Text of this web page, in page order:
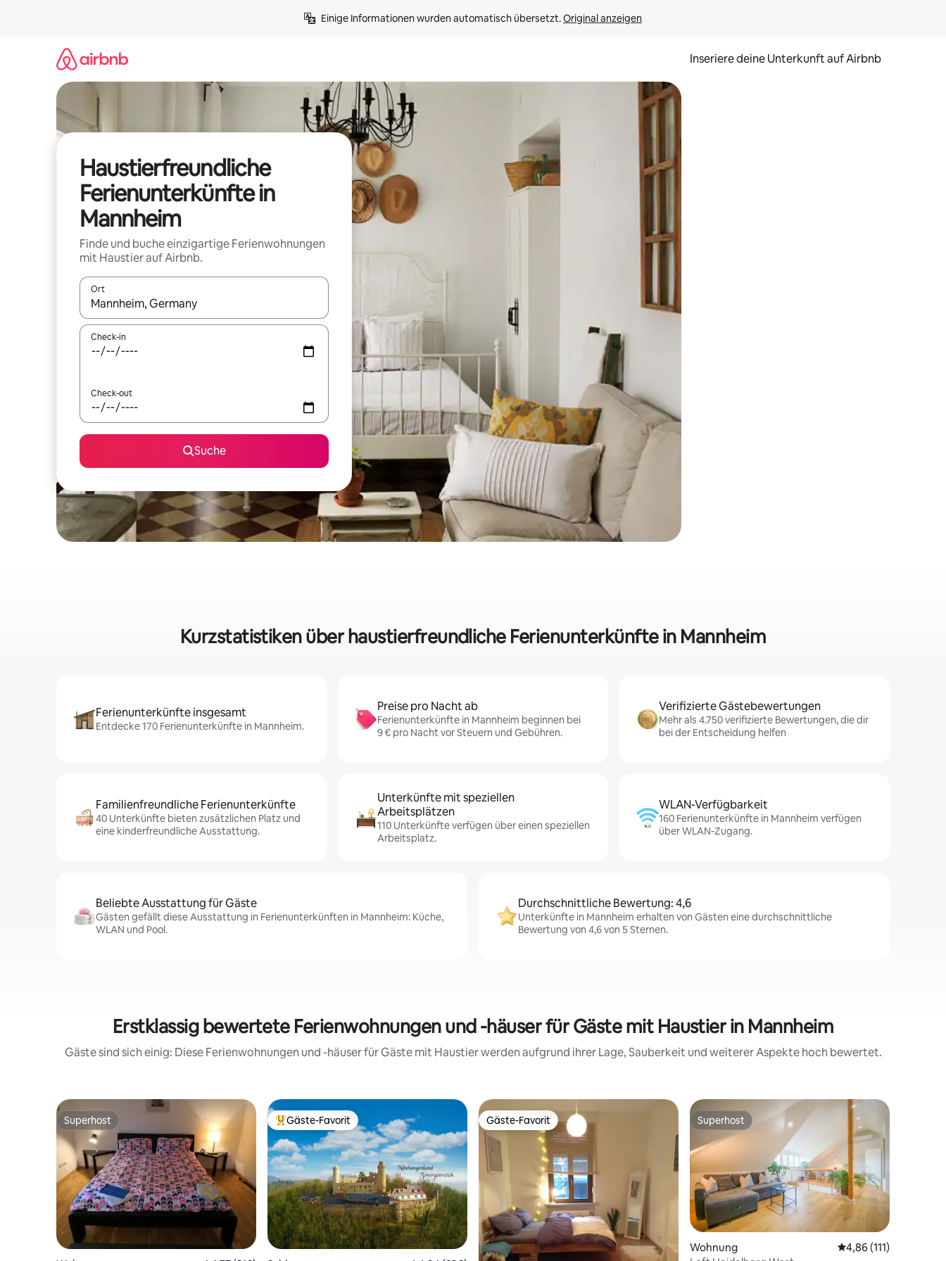
Einige Informationen wurden automatisch übersetzt. Original anzeigen
Inseriere deine Unterkunft auf Airbnb
Haustierfreundliche
Ferienunterkünfte in
Mannheim
Finde und buche einzigartige Ferienwohnungen
mit Haustier auf Airbnb.
Ort
Wenn Ergebnisse verfügbar sind, navigiere mit den Pfeiltasten nach oben und unten oder erkunde die Ergebnisse durch Berühren oder Wischgesten.
Check-in
Check-out
Suche
Kurzstatistiken über haustierfreundliche Ferienunterkünfte in Mannheim
Ferienunterkünfte insgesamt
Entdecke 170 Ferienunterkünfte in Mannheim.
Preise pro Nacht ab
Ferienunterkünfte in Mannheim beginnen bei
9 € pro Nacht vor Steuern und Gebühren.
Verifizierte Gästebewertungen
Mehr als 4.750 verifizierte Bewertungen, die dir
bei der Entscheidung helfen
Familienfreundliche Ferienunterkünfte
40 Unterkünfte bieten zusätzlichen Platz und
eine kinderfreundliche Ausstattung.
Unterkünfte mit speziellen
Arbeitsplätzen
110 Unterkünfte verfügen über einen speziellen
Arbeitsplatz.
WLAN-Verfügbarkeit
160 Ferienunterkünfte in Mannheim verfügen
über WLAN-Zugang.
Beliebte Ausstattung für Gäste
Gästen gefällt diese Ausstattung in Ferienunterkünften in Mannheim: Küche,
WLAN und Pool.
Durchschnittliche Bewertung: 4,6
Unterkünfte in Mannheim erhalten von Gästen eine durchschnittliche
Bewertung von 4,6 von 5 Sternen.
Erstklassig bewertete Ferienwohnungen und -häuser für Gäste mit Haustier in Mannheim
Gäste sind sich einig: Diese Ferienwohnungen und -häuser für Gäste mit Haustier werden aufgrund ihrer Lage, Sauberkeit und weiterer Aspekte hoch bewertet.
Superhost
Superhost Beliebter Gäste-Favorit.
Gäste-Favorit Gäste-Favorit
Gäste-Favorit Superhost
Superhost
Wohnung Durchschnittliche
4,86 (111)